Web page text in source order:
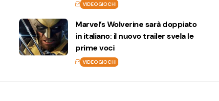
VIDEOGIOCHI
Marvel’s Wolverine sarà doppiato
in italiano: il nuovo trailer svela le
prime voci
VIDEOGIOCHI